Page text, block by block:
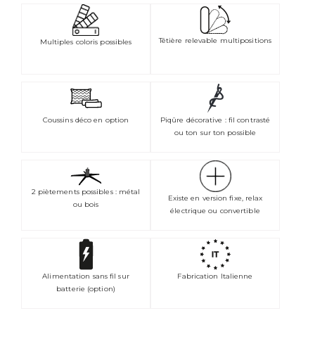
Multiples coloris possibles Têtière relevable multipositions
Coussins déco en option
Piqûre décorative : fil contrasté
ou ton sur ton possible
2 piètements possibles : métal
ou bois
Existe en version fixe, relax
électrique ou convertible
Alimentation sans fil sur
batterie (option)
Fabrication Italienne